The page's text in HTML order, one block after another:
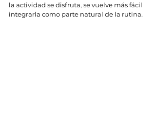
la actividad se disfruta, se vuelve más fácil
integrarla como parte natural de la rutina.